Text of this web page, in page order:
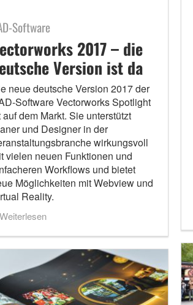
Software
2017 – die
Version ist da
neue deutsche Version 2017 der
Software Vectorworks Spotlight
auf dem Markt. Sie unterstützt
und Designer in der
wirkungsvoll
vielen neuen Funktionen und
Workflows und bietet
Möglichkeiten mit Webview und
Reality.
Weiterlesen